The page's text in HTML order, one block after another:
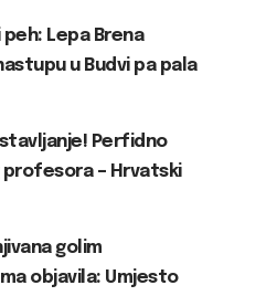
peh: Lepa Brena
u Budvi pa pala
Perfidno
– Hrvatski
golim
objavila: Umjesto